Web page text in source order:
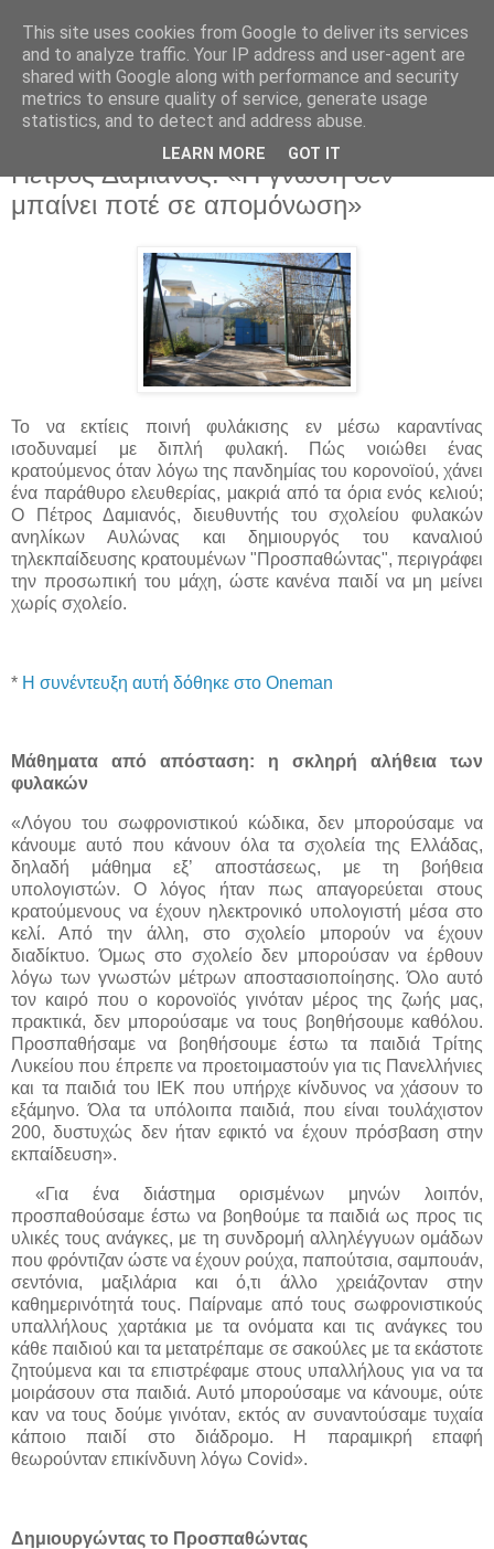
Πέτρος Δαμιανός: «Η γνώση δεν
μπαίνει ποτέ σε απομόνωση»
Το να εκτίεις ποινή φυλάκισης εν μέσω καραντίνας
ισοδυναμεί με διπλή φυλακή. Πώς νοιώθει ένας
κρατούμενος όταν λόγω της πανδημίας του κορονοϊού, χάνει
ένα παράθυρο ελευθερίας, μακριά από τα όρια ενός κελιού;
Ο Πέτρος Δαμιανός, διευθυντής του σχολείου φυλακών
ανηλίκων Αυλώνας και δημιουργός του καναλιού
τηλεκπαίδευσης κρατουμένων "Προσπαθώντας", περιγράφει
την προσωπική του μάχη, ώστε κανένα παιδί να μη μείνει
χωρίς σχολείο.
* Η συνέντευξη αυτή δόθηκε στο Oneman
Μάθηματα από απόσταση: η σκληρή αλήθεια των
φυλακών
«Λόγου του σωφρονιστικού κώδικα, δεν μπορούσαμε να
κάνουμε αυτό που κάνουν όλα τα σχολεία της Ελλάδας,
δηλαδή μάθημα εξ’ αποστάσεως, με τη βοήθεια
υπολογιστών. Ο λόγος ήταν πως απαγορεύεται στους
κρατούμενους να έχουν ηλεκτρονικό υπολογιστή μέσα στο
κελί. Από την άλλη, στο σχολείο μπορούν να έχουν
διαδίκτυο. Όμως στο σχολείο δεν μπορούσαν να έρθουν
λόγω των γνωστών μέτρων αποστασιοποίησης. Όλο αυτό
τον καιρό που ο κορονοϊός γινόταν μέρος της ζωής μας,
πρακτικά, δεν μπορούσαμε να τους βοηθήσουμε καθόλου.
Προσπαθήσαμε να βοηθήσουμε έστω τα παιδιά Τρίτης
Λυκείου που έπρεπε να προετοιμαστούν για τις Πανελλήνιες
και τα παιδιά του ΙΕΚ που υπήρχε κίνδυνος να χάσουν το
εξάμηνο. Όλα τα υπόλοιπα παιδιά, που είναι τουλάχιστον
200, δυστυχώς δεν ήταν εφικτό να έχουν πρόσβαση στην
εκπαίδευση».
«Για ένα διάστημα ορισμένων μηνών λοιπόν,
προσπαθούσαμε έστω να βοηθούμε τα παιδιά ως προς τις
υλικές τους ανάγκες, με τη συνδρομή αλληλέγγυων ομάδων
που φρόντιζαν ώστε να έχουν ρούχα, παπούτσια, σαμπουάν,
σεντόνια, μαξιλάρια και ό,τι άλλο χρειάζονταν στην
καθημερινότητά τους. Παίρναμε από τους σωφρονιστικούς
υπαλλήλους χαρτάκια με τα ονόματα και τις ανάγκες του
κάθε παιδιού και τα μετατρέπαμε σε σακούλες με τα εκάστοτε
ζητούμενα και τα επιστρέφαμε στους υπαλλήλους για να τα
μοιράσουν στα παιδιά. Αυτό μπορούσαμε να κάνουμε, ούτε
καν να τους δούμε γινόταν, εκτός αν συναντούσαμε τυχαία
κάποιο παιδί στο διάδρομο. H παραμικρή επαφή
θεωρούνταν επικίνδυνη λόγω Covid».
Δημιουργώντας το Προσπαθώντας
This site uses cookies from Google to deliver its services
and to analyze traffic. Your IP address and user-agent are
shared with Google along with performance and security
metrics to ensure quality of service, generate usage
statistics, and to detect and address abuse.
LEARN MORE GOT IT